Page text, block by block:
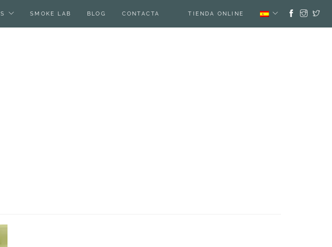
SMOKE LAB BLOG CONTACTA TIENDA ONLINE